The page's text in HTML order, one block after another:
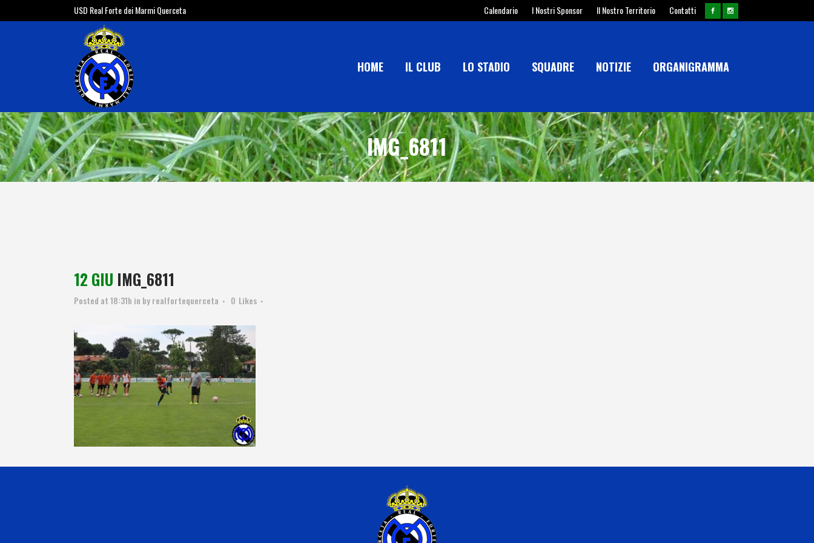
USD Real Forte dei Marmi Querceta Calendario I Nostri Sponsor Il Nostro Territorio Contatti
HOME IL CLUB LO STADIO SQUADRE NOTIZIE ORGANIGRAMMA
IMG_6811
12 GIU IMG_6811
Posted at 18:31h in byrealfortequerceta 0 Likes